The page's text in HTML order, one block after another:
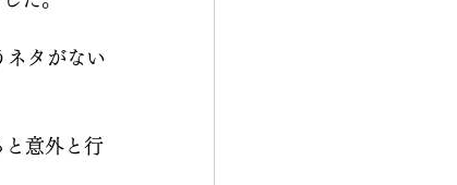
ネタがない
と意外と行